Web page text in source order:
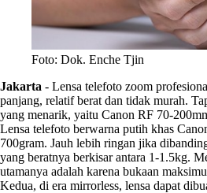
Foto: Dok. Enche Tjin
Jakarta - Lensa telefoto zoom
panjang, relatif berat dan tidak murah.
yang menarik, yaitu Canon RF 70-
Lensa telefoto berwarna putih khas
700gram. Jauh lebih ringan jika
yang beratnya berkisar antara 1-1.5kg.
utamanya adalah karena bukaan
Kedua, di era mirrorless, lensa dapat